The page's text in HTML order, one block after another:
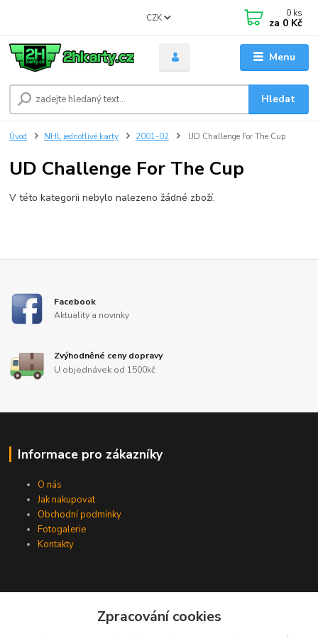
Menu
CZK
Hledat
0 ks
za 0 Kč
Úvod NHL jednotlivé karty 2001-02 UD Challenge For The Cup
UD Challenge For The Cup
V této kategorii nebylo nalezeno žádné zboží.
Facebook
Aktuality a novinky
Zvýhodněné ceny dopravy
U objednávek od 1500kč
Informace pro zákazníky
O nás
Jak nakupovat
Obchodní podmínky
Fotogalerie
Kontakty
Zpracování cookies